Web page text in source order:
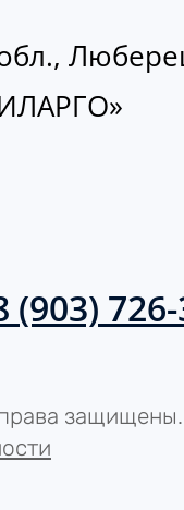
(903)
защищены.